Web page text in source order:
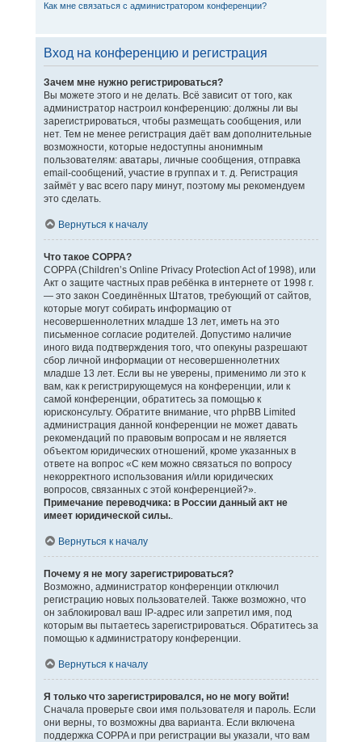
Как мне связаться с администратором конференции?
Вход на конференцию и регистрация
Зачем мне нужно регистрироваться?
Вы можете этого и не делать. Всё зависит от того, как
администратор настроил конференцию: должны ли вы
зарегистрироваться, чтобы размещать сообщения, или
нет. Тем не менее регистрация даёт вам дополнительные
возможности, которые недоступны анонимным
пользователям: аватары, личные сообщения, отправка
email-сообщений, участие в группах и т. д. Регистрация
займёт у вас всего пару минут, поэтому мы рекомендуем
это сделать.
Вернуться к началу
Что такое COPPA?
COPPA (Children’s Online Privacy Protection Act of 1998), или
Акт о защите частных прав ребёнка в интернете от 1998 г.
— это закон Соединённых Штатов, требующий от сайтов,
которые могут собирать информацию от
несовершеннолетних младше 13 лет, иметь на это
письменное согласие родителей. Допустимо наличие
иного вида подтверждения того, что опекуны разрешают
сбор личной информации от несовершеннолетних
младше 13 лет. Если вы не уверены, применимо ли это к
вам, как к регистрирующемуся на конференции, или к
самой конференции, обратитесь за помощью к
юрисконсульту. Обратите внимание, что phpBB Limited
администрация данной конференции не может давать
рекомендаций по правовым вопросам и не является
объектом юридических отношений, кроме указанных в
ответе на вопрос «С кем можно связаться по вопросу
некорректного использования и/или юридических
вопросов, связанных с этой конференцией?».
Примечание переводчика: в России данный акт не
имеет юридической силы..
Вернуться к началу
Почему я не могу зарегистрироваться?
Возможно, администратор конференции отключил
регистрацию новых пользователей. Также возможно, что
он заблокировал ваш IP-адрес или запретил имя, под
которым вы пытаетесь зарегистрироваться. Обратитесь за
помощью к администратору конференции.
Вернуться к началу
Я только что зарегистрировался, но не могу войти!
Сначала проверьте свои имя пользователя и пароль. Если
они верны, то возможны два варианта. Если включена
поддержка COPPA и при регистрации вы указали, что вам